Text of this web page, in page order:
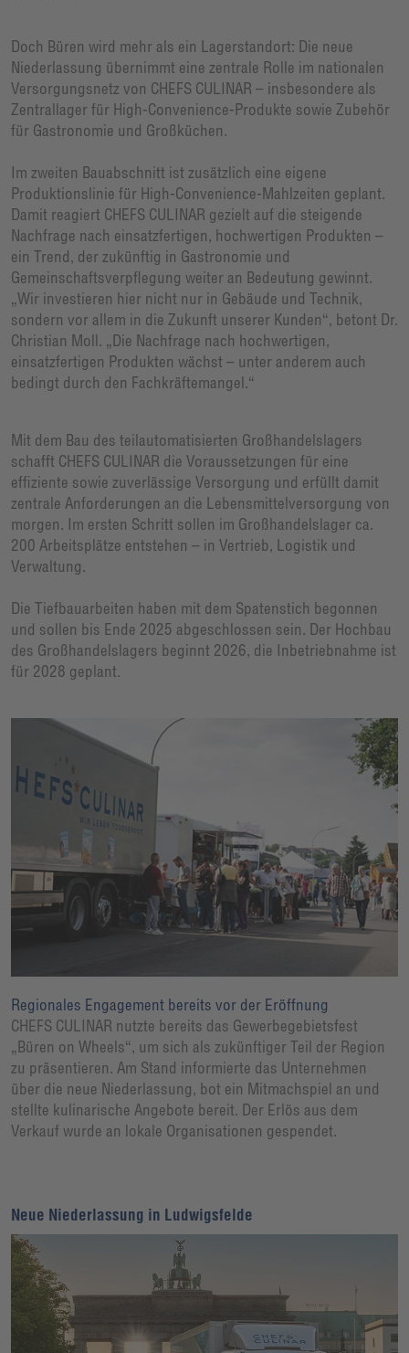
Doch Büren wird mehr als ein Lagerstandort: Die neue
Niederlassung übernimmt eine zentrale Rolle im nationalen
Versorgungsnetz von CHEFS CULINAR – insbesondere als
Zentrallager für High-Convenience-Produkte sowie Zubehör
für Gastronomie und Großküchen.
Im zweiten Bauabschnitt ist zusätzlich eine eigene
Produktionslinie für High-Convenience-Mahlzeiten geplant.
Damit reagiert CHEFS CULINAR gezielt auf die steigende
Nachfrage nach einsatzfertigen, hochwertigen Produkten –
ein Trend, der zukünftig in Gastronomie und
Gemeinschaftsverpflegung weiter an Bedeutung gewinnt.
„Wir investieren hier nicht nur in Gebäude und Technik,
sondern vor allem in die Zukunft unserer Kunden“, betont Dr.
Christian Moll. „Die Nachfrage nach hochwertigen,
einsatzfertigen Produkten wächst – unter anderem auch
bedingt durch den Fachkräftemangel.“
Mit dem Bau des teilautomatisierten Großhandelslagers
schafft CHEFS CULINAR die Voraussetzungen für eine
effiziente sowie zuverlässige Versorgung und erfüllt damit
zentrale Anforderungen an die Lebensmittelversorgung von
morgen. Im ersten Schritt sollen im Großhandelslager ca.
200 Arbeitsplätze entstehen – in Vertrieb, Logistik und
Verwaltung.
Die Tiefbauarbeiten haben mit dem Spatenstich begonnen
und sollen bis Ende 2025 abgeschlossen sein. Der Hochbau
des Großhandelslagers beginnt 2026, die Inbetriebnahme ist
für 2028 geplant.
Regionales Engagement bereits vor der Eröffnung
CHEFS CULINAR nutzte bereits das Gewerbegebietsfest
„Büren on Wheels“, um sich als zukünftiger Teil der Region
zu präsentieren. Am Stand informierte das Unternehmen
über die neue Niederlassung, bot ein Mitmachspiel an und
stellte kulinarische Angebote bereit. Der Erlös aus dem
Verkauf wurde an lokale Organisationen gespendet.
Neue Niederlassung in Ludwigsfelde